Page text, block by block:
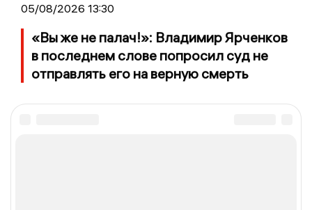
05/08/2026 13:30
«Вы же не палач!»: Владимир Ярченков
в последнем слове попросил суд не
отправлять его на верную смерть